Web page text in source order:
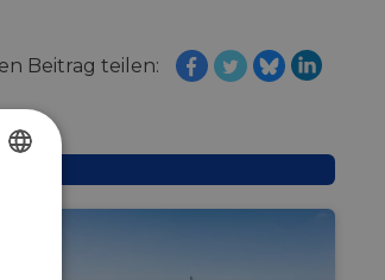
Beitrag teilen: